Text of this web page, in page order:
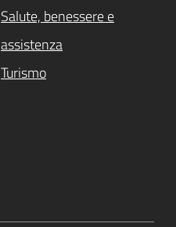
Salute, benessere e
assistenza
Turismo